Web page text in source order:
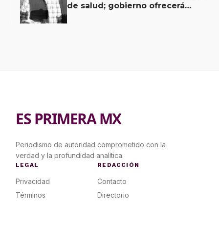
de salud; gobierno ofrecerá
ES PRIMERA MX
Periodismo de autoridad comprometido con la
verdad y la profundidad analítica.
LEGAL
Privacidad
Términos
REDACCIÓN
Contacto
Directorio